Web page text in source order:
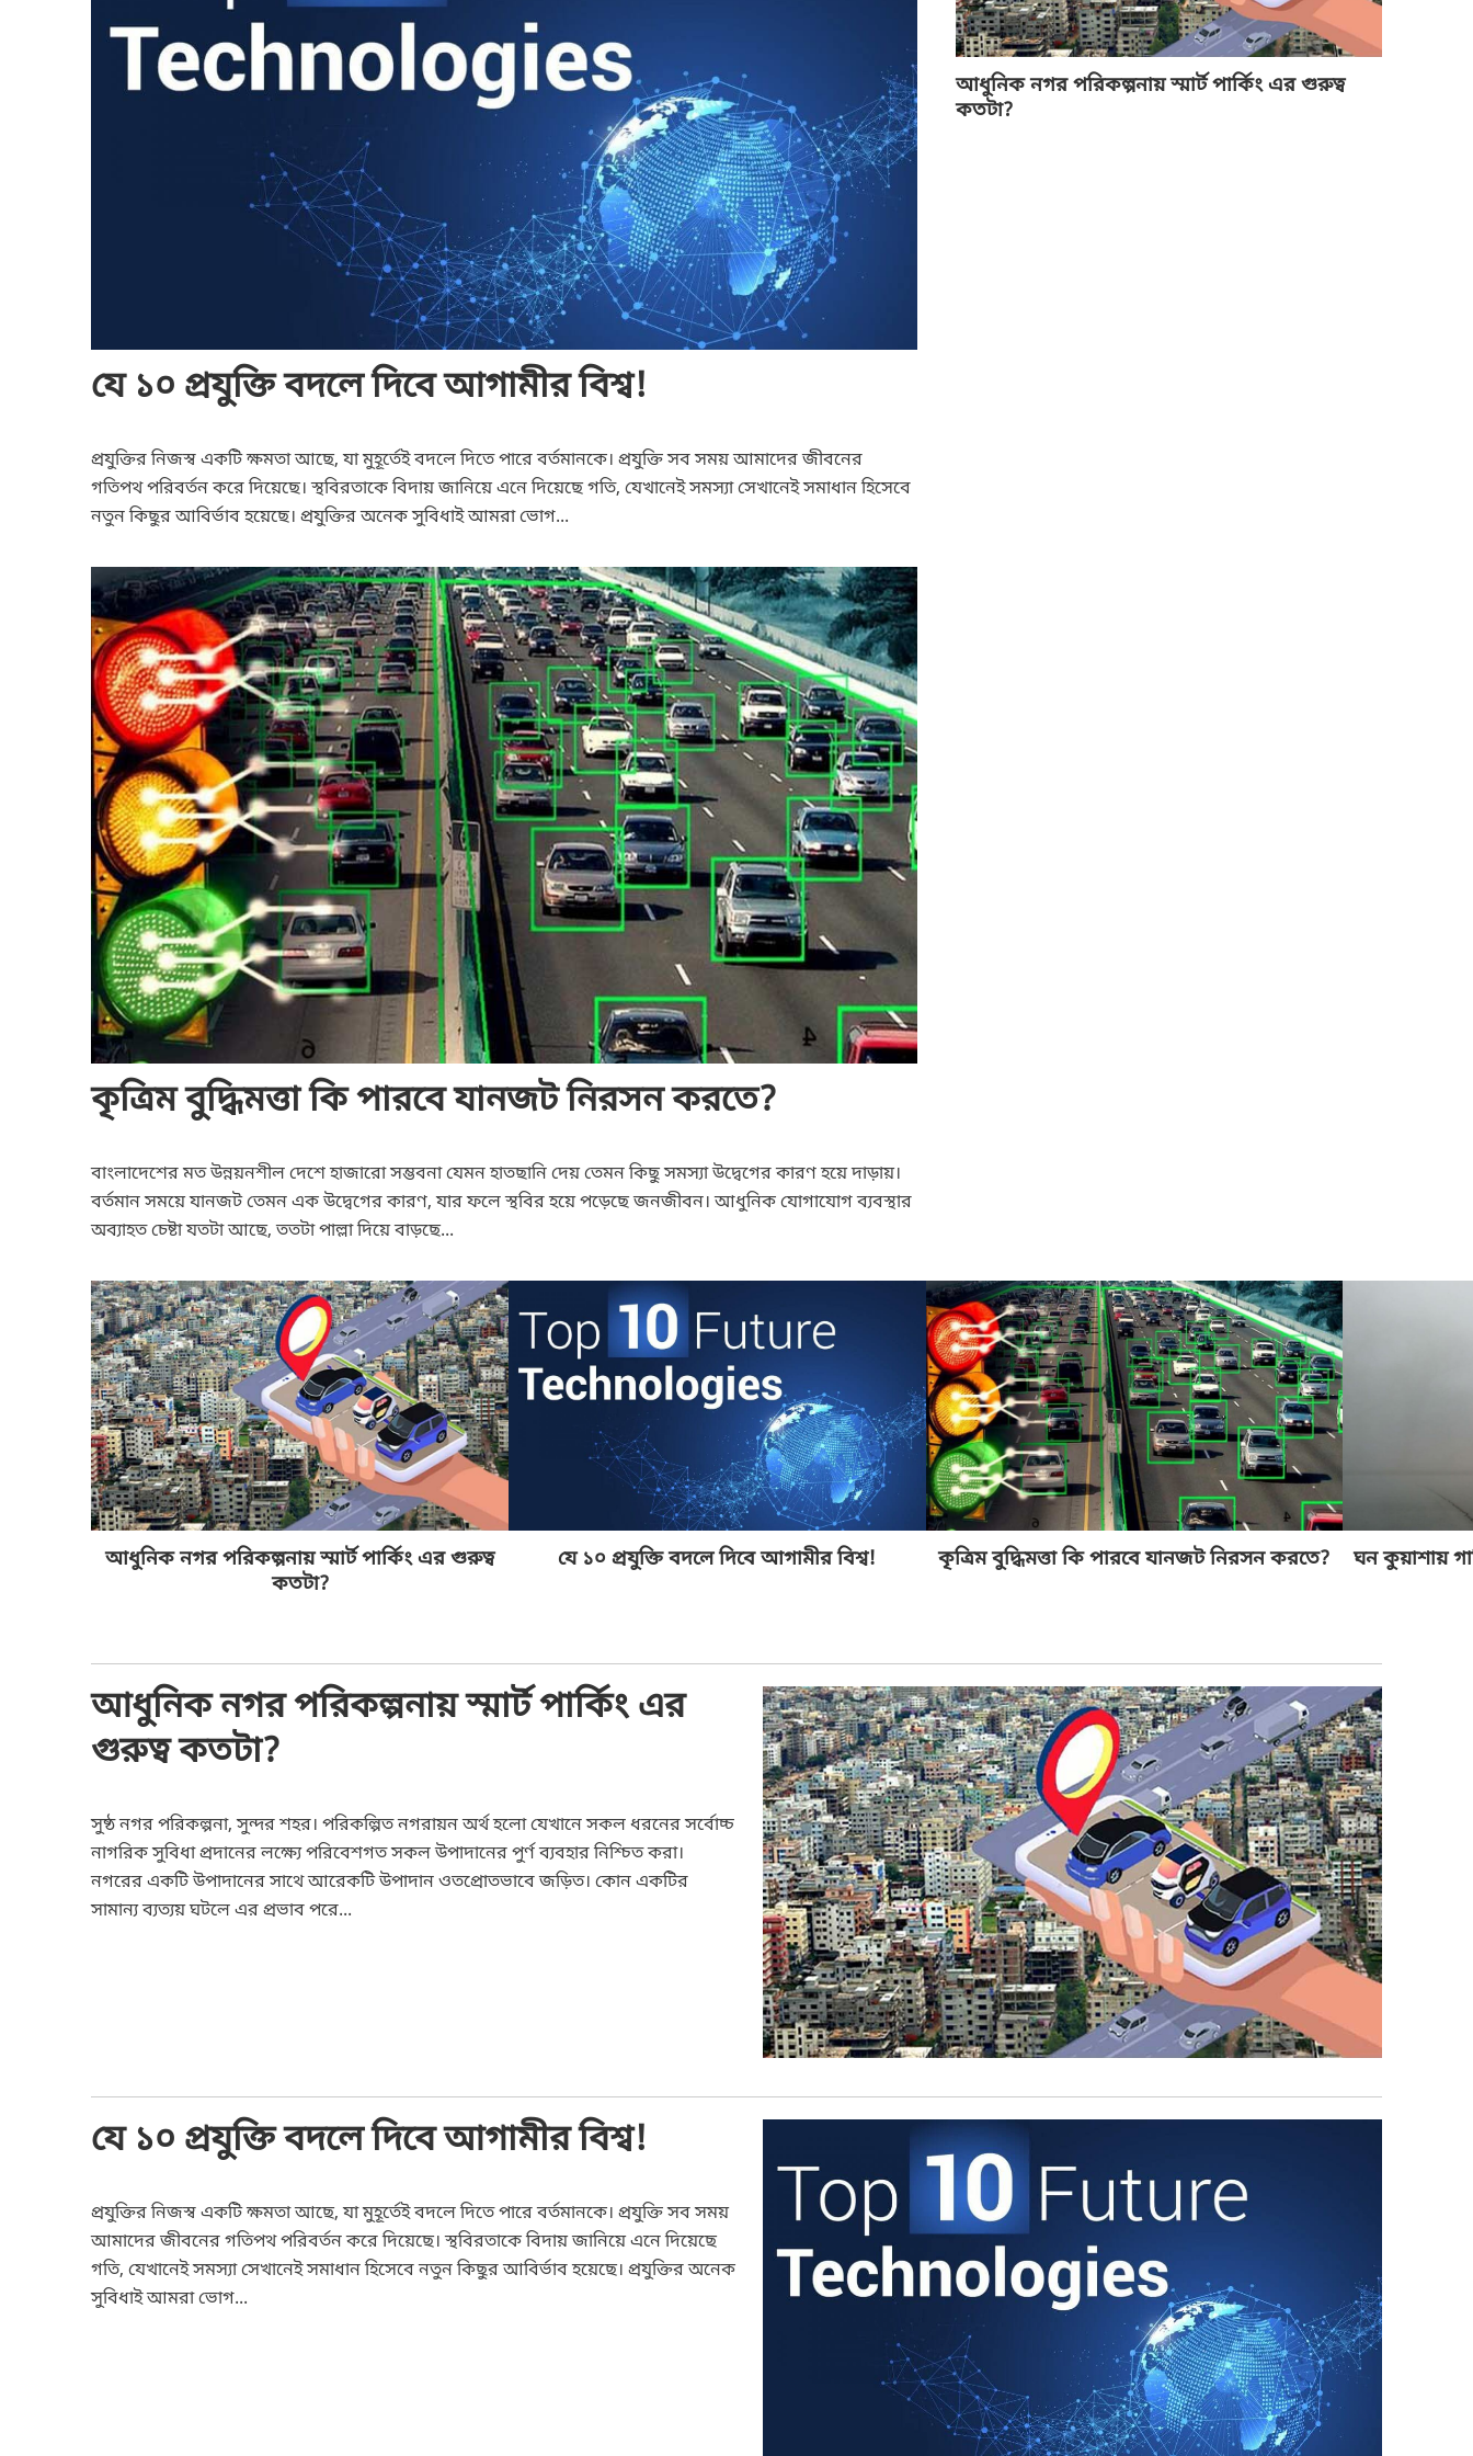
যে ১০ প্রযুক্তি বদলে দিবে আগামীর বিশ্ব!
প্রযুক্তির নিজস্ব একটি ক্ষমতা আছে, যা মুহূর্তেই বদলে দিতে পারে বর্তমানকে। প্রযুক্তি সব সময় আমাদের জীবনের
গতিপথ পরিবর্তন করে দিয়েছে। স্থবিরতাকে বিদায় জানিয়ে এনে দিয়েছে গতি, যেখানেই সমস্যা সেখানেই সমাধান হিসেবে
নতুন কিছুর আবির্ভাব হয়েছে। প্রযুক্তির অনেক সুবিধাই আমরা ভোগ...
কৃত্রিম বুদ্ধিমত্তা কি পারবে যানজট নিরসন করতে?
বাংলাদেশের মত উন্নয়নশীল দেশে হাজারো সম্ভবনা যেমন হাতছানি দেয় তেমন কিছু সমস্যা উদ্বেগের কারণ হয়ে দাড়ায়।
বর্তমান সময়ে যানজট তেমন এক উদ্বেগের কারণ, যার ফলে স্থবির হয়ে পড়েছে জনজীবন। আধুনিক যোগাযোগ ব্যবস্থার
অব্যাহত চেষ্টা যতটা আছে, ততটা পাল্লা দিয়ে বাড়ছে...
আধুনিক নগর পরিকল্পনায় স্মার্ট পার্কিং এর গুরুত্ব
কতটা?
আধুনিক নগর পরিকল্পনায় স্মার্ট পার্কিং এর গুরুত্ব
কতটা?
যে ১০ প্রযুক্তি বদলে দিবে আগামীর বিশ্ব! কৃত্রিম বুদ্ধিমত্তা কি পারবে যানজট নিরসন করতে? ঘন কুয়াশায়
আধুনিক নগর পরিকল্পনায় স্মার্ট পার্কিং এর
গুরুত্ব কতটা?
সুষ্ঠ নগর পরিকল্পনা, সুন্দর শহর। পরিকল্পিত নগরায়ন অর্থ হলো যেখানে সকল ধরনের সর্বোচ্চ
নাগরিক সুবিধা প্রদানের লক্ষ্যে পরিবেশগত সকল উপাদানের পুর্ণ ব্যবহার নিশ্চিত করা।
নগরের একটি উপাদানের সাথে আরেকটি উপাদান ওতপ্রোতভাবে জড়িত। কোন একটির
সামান্য ব্যত্যয় ঘটলে এর প্রভাব পরে...
যে ১০ প্রযুক্তি বদলে দিবে আগামীর বিশ্ব!
প্রযুক্তির নিজস্ব একটি ক্ষমতা আছে, যা মুহূর্তেই বদলে দিতে পারে বর্তমানকে। প্রযুক্তি সব সময়
আমাদের জীবনের গতিপথ পরিবর্তন করে দিয়েছে। স্থবিরতাকে বিদায় জানিয়ে এনে দিয়েছে
গতি, যেখানেই সমস্যা সেখানেই সমাধান হিসেবে নতুন কিছুর আবির্ভাব হয়েছে। প্রযুক্তির অনেক
সুবিধাই আমরা ভোগ...